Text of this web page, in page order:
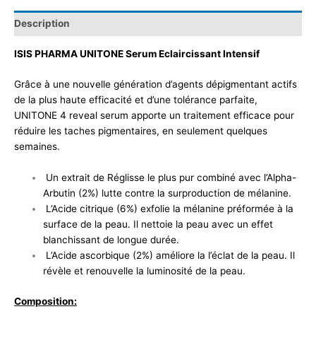
Description
ISIS PHARMA UNITONE Serum Eclaircissant Intensif
Grâce à une nouvelle génération d’agents dépigmentant actifs
de la plus haute efficacité et d’une tolérance parfaite,
UNITONE 4 reveal serum apporte un traitement efficace pour
réduire les taches pigmentaires, en seulement quelques
semaines.
Un extrait de Réglisse le plus pur combiné avec l’Alpha-
Arbutin (2%) lutte contre la surproduction de mélanine.
L’Acide citrique (6%) exfolie la mélanine préformée à la
surface de la peau. Il nettoie la peau avec un effet
blanchissant de longue durée.
L’Acide ascorbique (2%) améliore la l’éclat de la peau. Il
révèle et renouvelle la luminosité de la peau.
Composition: